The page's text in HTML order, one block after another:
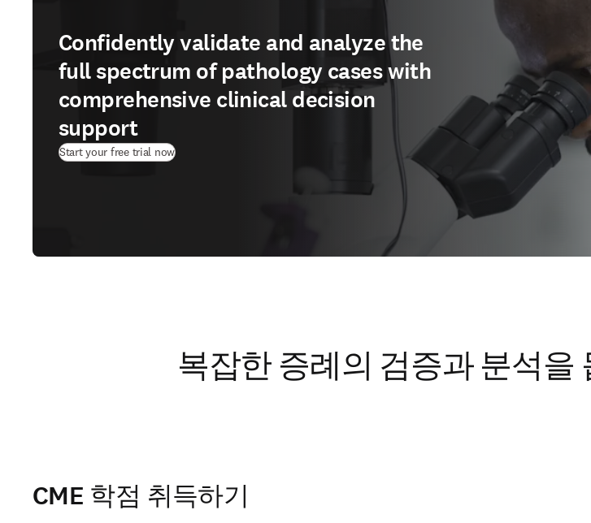
Confidently validate and analyze the
full spectrum of pathology cases with
comprehensive clinical decision
support
Start your free trial now(
복잡한 증례의 검증과 분석을
CME 학점 취득하기